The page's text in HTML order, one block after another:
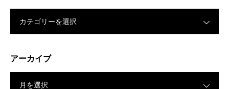
カテゴリーを選択
アーカイブ
月を選択